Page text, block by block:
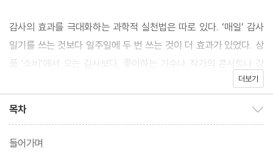
감사의 효과를 극대화하는 과학적 실천법은 따로 있다. ‘매일’ 감사
일기를 쓰는 것보다 일주일에 두 번 쓰는 것이 더 효과가 있었다. 상
품 ‘소비’에서 오는 감사보다, 좋아하는 가수나 작가의 콘서트나 강
의 등의 ‘경험’을 통해 오는 감사의 영향력이 훨씬 오래 갔다. 감사하
원숭이나 새 같은 동물들도 여러 방식으로 감사를 표현하고 있었다.
최근 신경과학 연구로 감사를 표현하고 관여하는 뇌 영역이 있음이
더보기
목차
들어가며